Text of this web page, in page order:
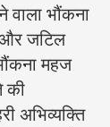
वाला भौंकना
जटिल
महज
की
अभिव्यक्ति